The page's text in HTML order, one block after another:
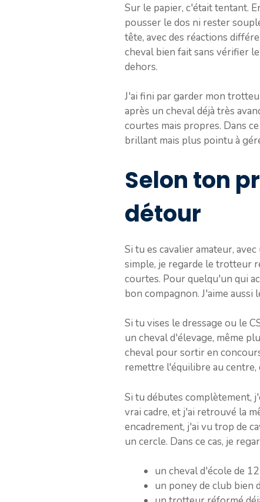
Sur le papier, c'était tentant.
pousser le dos ni rester
tête, avec des réactions
cheval bien fait sans vérifier
dehors.
J'ai fini par garder mon
après un cheval déjà très
courtes mais propres. Dans
brillant mais plus pointu à
Selon ton
détour
Si tu es cavalier amateur,
simple, je regarde le trotteur
courtes. Pour quelqu'un qui
bon compagnon. J'aime
Si tu vises le dressage ou le
un cheval d'élevage, même
cheval pour sortir en
remettre l'équilibre au centre,
Si tu débutes complètement,
vrai cadre, et j'ai retrouvé la
encadrement, j'ai vu trop de
un cercle. Dans ce cas, je
un cheval d'école de
un poney de club bien